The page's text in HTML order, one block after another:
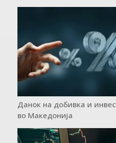
Данок на добивка и
во Македонија